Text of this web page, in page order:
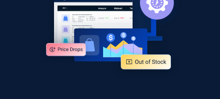
Amazon products global dataset - Collect
products from Brands URLs
Title, Seller name, Brand, Description, Initial
price, Currency, Availability, Reviews count, and